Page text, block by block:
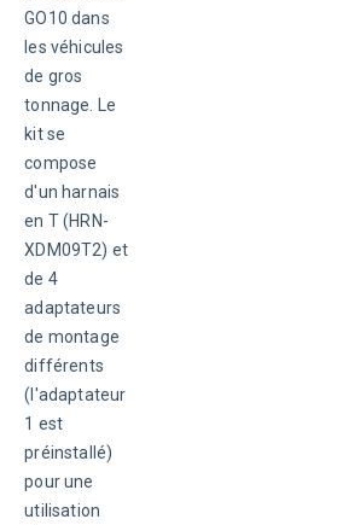
GO10 dans
les véhicules
de gros
tonnage. Le
kit se
compose
d'un harnais
en T (HRN-
XDM09T2) et
de 4
adaptateurs
de montage
différents
(l'adaptateur
1 est
préinstallé)
pour une
utilisation